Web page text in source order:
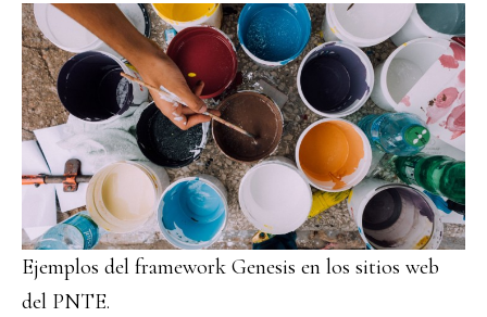
Ejemplos del framework Genesis en los sitios web
del PNTE.